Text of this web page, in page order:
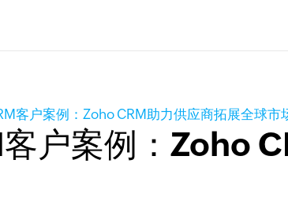
客户案例：Zoho CRM助力供应商拓展全球市
户案例：Zoho